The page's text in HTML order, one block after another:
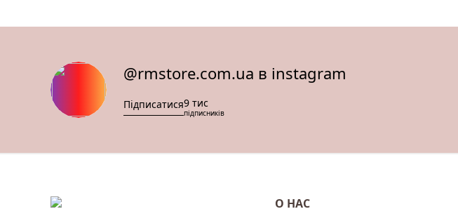
@rmstore.com.ua в instagram
Підписатися9 тис
підписників
О НАС